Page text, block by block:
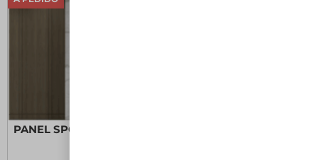
PANEL SPC CONTINUO PURITY BRILLANTE